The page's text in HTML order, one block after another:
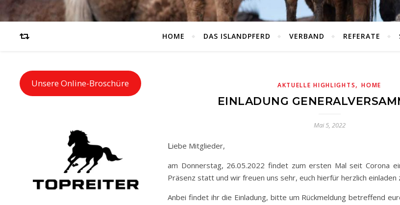
HOME DAS ISLANDPFERD VERBAND REFERATE
Unsere Online-Broschüre AKTUELLE HIGHLIGHTS,HOME
EINLADUNG
Mai 5, 2022
Liebe Mitglieder,
am Donnerstag, 26.05.2022 findet zum ersten Mal seit Corona
Präsenz statt und wir freuen uns sehr, euch hierfür herzlich einladen
Anbei findet ihr die Einladung, bitte um Rückmeldung betreffend